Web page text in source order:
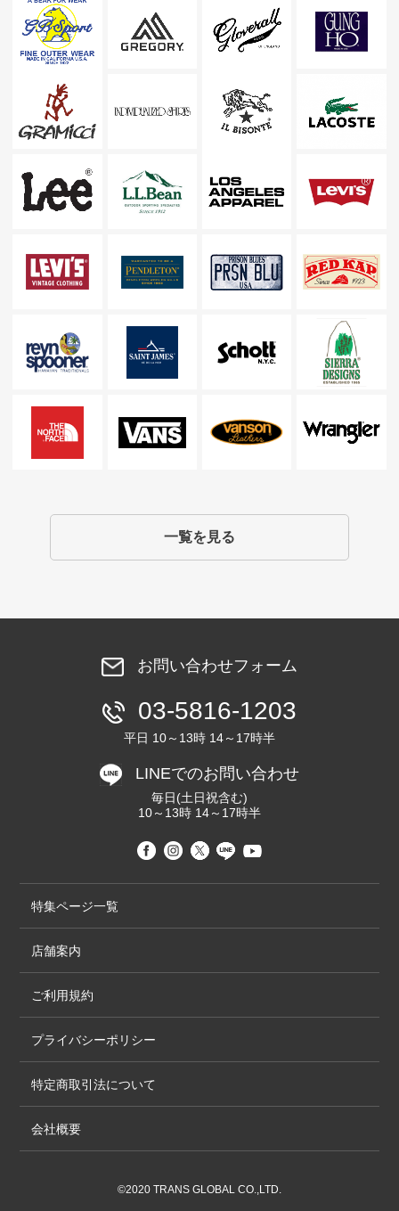
一覧を見る
お問い合わせフォーム
03-5816-1203
平日 10～13時 14～17時半
LINEでのお問い合わせ
毎日(土日祝含む)
10～13時 14～17時半
特集ページ一覧
店舗案内
ご利用規約
プライバシーポリシー
特定商取引法について
会社概要
©2020 TRANS GLOBAL CO.,LTD.